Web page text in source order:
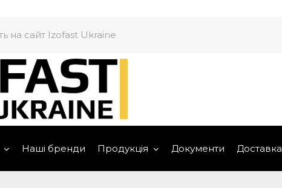
на сайт Izofast Ukraine
Наші бренди Продукція Документи Доставка